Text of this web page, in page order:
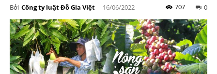
Bởi Công ty luật Đỗ Gia Việt - 16/06/2022 0
707